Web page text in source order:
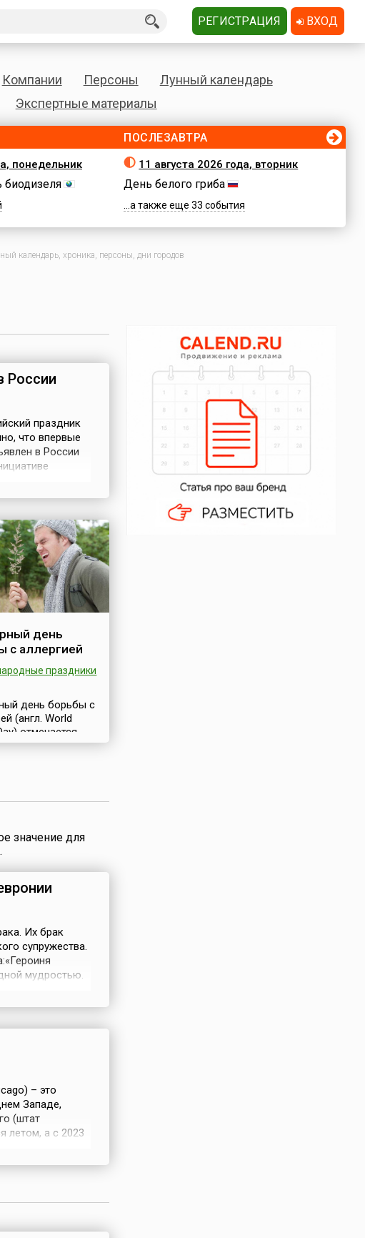
Компании Персоны
Лунный календарь
Экспертные материалы
понедельник
ПОСЛЕЗАВТРА
11 августа 2026 года, вторник
День белого гриба
...а также еще 33 события
календарь, хроника, персоны, дни городов
России
праздник
что впервые
в России
день
с аллергией
праздники
день борьбы с
(англ. World
отмечается
8 июля, начиная
WAO) и
WIPO). Его
общественности
и мерах по
значение для
Их брак
супружества.
мудростью.
– это
Западе,
(штат
летом, а с 2023
РЕГИСТРАЦИЯ ВХОД